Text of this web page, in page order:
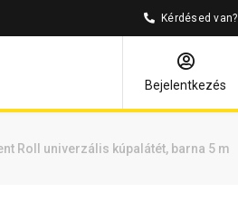
Kérdésed van?
Bejelentkezés
Roll univerzális kúpalátét, barna 5 m
és válaszok Kapcsolódó cikkek